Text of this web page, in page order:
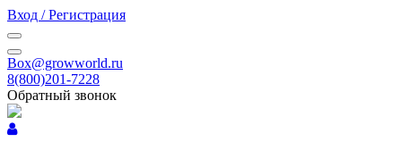
Вход / Регистрация
Box@growworld.ru
8(800)201-7228
Обратный звонок